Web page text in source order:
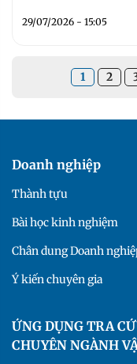
29/07/2026 - 15:05
1 2
Doanh nghiệp
Thành tựu
Bài học kinh nghiệm
Chân dung Doanh
Ý kiến chuyên gia
ỨNG DỤNG TRA
CHUYÊN NGÀNH